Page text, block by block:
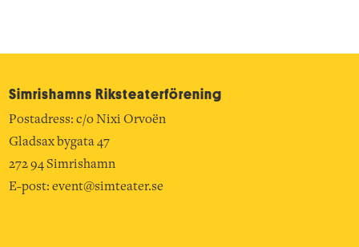
Simrishamns Riksteater­förening
Postadress: c/o Nixi Orvoën
Gladsax bygata 47
272 94 Simrishamn
E-post:event@simteater.se